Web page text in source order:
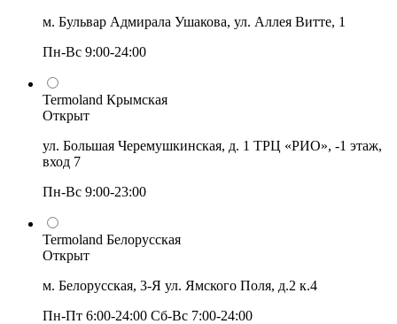
м. Бульвар Адмирала Ушакова, ул. Аллея Витте, 1
Пн-Вс 9:00-24:00
Termoland Крымская
Открыт
ул. Большая Черемушкинская, д. 1 ТРЦ «РИО», -1 этаж,
вход 7
Пн-Вс 9:00-23:00
Termoland Белорусская
Открыт
м. Белорусская, 3-Я ул. Ямского Поля, д.2 к.4
Пн-Пт 6:00-24:00 Сб-Вс 7:00-24:00